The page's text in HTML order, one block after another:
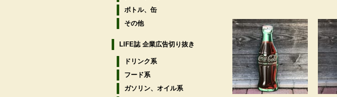
ボトル、缶
その他
LIFE誌 企業広告切り抜き
ドリンク系
フード系
ガソリン、オイル系